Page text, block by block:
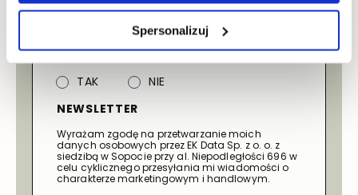
Spersonalizuj
poczty elektronicznej oraz telefonicznie
grupy Kameralnie ze złożonym zapytaniem przez
Niepodległości 696.
TAK
NIE
NEWSLETTER
Wyrażam zgodę na przetwarzanie moich
danych osobowych przez EK Data Sp. z o. o. z
siedzibą w Sopocie przy al. Niepodległości 696 w
celu cyklicznego przesyłania mi wiadomości o
charakterze marketingowym i handlowym.